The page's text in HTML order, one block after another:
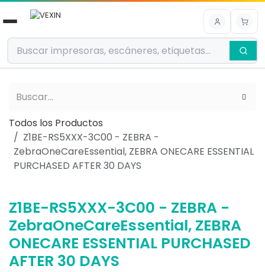
Ir al contenido
Todos los Productos
Z1BE-RS5XXX-3C00 - ZEBRA -
ZebraOneCareEssential, ZEBRA ONECARE ESSENTIAL
PURCHASED AFTER 30 DAYS
Z1BE-RS5XXX-3C00 - ZEBRA -
ZebraOneCareEssential, ZEBRA
ONECARE ESSENTIAL PURCHASED
AFTER 30 DAYS